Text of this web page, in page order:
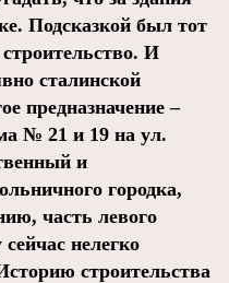
Подсказкой был тот
И
сталинской
предназначение –
№ 21 и 19 на ул.
и
городка,
часть левого
нелегко
строительства